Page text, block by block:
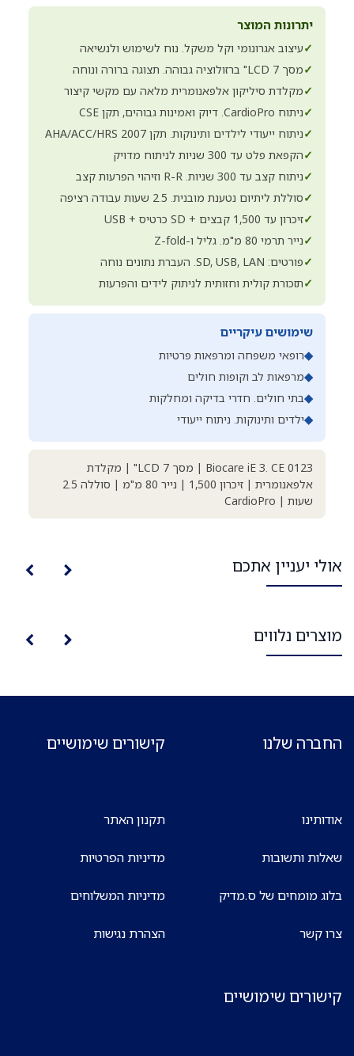
יתרונות המוצר
✓עיצוב אגרונומי וקל משקל. נוח לשימוש ולנשיאה
✓מסך LCD 7" ברזולוציה גבוהה. תצוגה ברורה ונוחה
✓מקלדת סיליקון אלפאנומרית מלאה עם מקשי קיצור
✓ניתוח CardioPro. דיוק ואמינות גבוהים, תקן CSE
✓ניתוח ייעודי לילדים ותינוקות. תקן AHA/ACC/HRS 2007
✓הקפאת פלט עד 300 שניות לניתוח מדויק
✓ניתוח קצב עד 300 שניות. R-R וזיהוי הפרעות קצב
✓סוללת ליתיום נטענת מובנית. 2.5 שעות עבודה רציפה
✓זיכרון עד 1,500 קבצים + SD כרטיס + USB
✓נייר תרמי 80 מ"מ. גליל ו-Z-fold
✓פורטים: SD, USB, LAN. העברת נתונים נוחה
✓תזכורת קולית וחזותית לניתוק לידים והפרעות
שימושים עיקריים
◆רופאי משפחה ומרפאות פרטיות
◆מרפאות לב וקופות חולים
◆בתי חולים. חדרי בדיקה ומחלקות
◆ילדים ותינוקות. ניתוח ייעודי
Biocare iE 3. CE 0123 | מסך LCD 7" | מקלדת
אלפאנומרית | זיכרון 1,500 | נייר 80 מ"מ | סוללה 2.5
שעות | CardioPro
אולי יעניין אתכם
מוצרים נלווים
החברה שלנו
אודותינו
שאלות ותשובות
בלוג מומחים של ס.מדיק
צרו קשר
קישורים שימושיים
תקנון האתר
מדיניות הפרטיות
מדיניות המשלוחים
הצהרת נגישות
קישורים שימושיים